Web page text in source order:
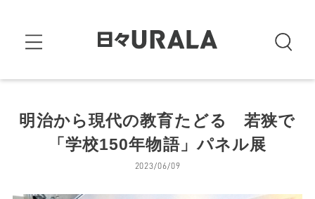
明治から現代の教育たどる 若狭で
「学校150年物語」パネル展
2023/06/09